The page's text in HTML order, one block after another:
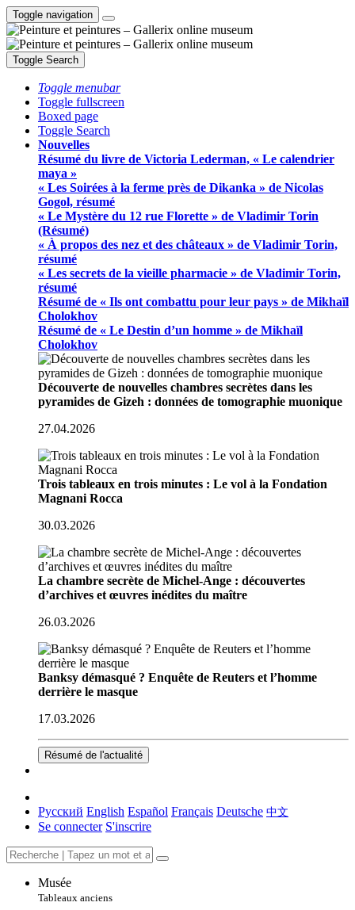
Toggle navigation
Toggle Search
Toggle menubar
Toggle fullscreen
Boxed page
Toggle Search
Nouvelles
Résumé du livre de Victoria Lederman, « Le calendrier
maya »
« Les Soirées à la ferme près de Dikanka » de Nicolas
Gogol, résumé
« Le Mystère du 12 rue Florette » de Vladimir Torin
(Résumé)
« À propos des nez et des châteaux » de Vladimir Torin,
résumé
« Les secrets de la vieille pharmacie » de Vladimir Torin,
résumé
Résumé de « Ils ont combattu pour leur pays » de Mikhaïl
Cholokhov
Résumé de « Le Destin d’un homme » de Mikhaïl
Cholokhov
Découverte de nouvelles chambres secrètes dans les
pyramides de Gizeh : données de tomographie muonique
27.04.2026
Trois tableaux en trois minutes : Le vol à la Fondation
Magnani Rocca
30.03.2026
La chambre secrète de Michel-Ange : découvertes
d’archives et œuvres inédites du maître
26.03.2026
Banksy démasqué ? Enquête de Reuters et l’homme
derrière le masque
17.03.2026
Résumé de l'actualité
Русский English Español Français Deutsche 中文
Se connecter S'inscrire
Musée
Tableaux anciens